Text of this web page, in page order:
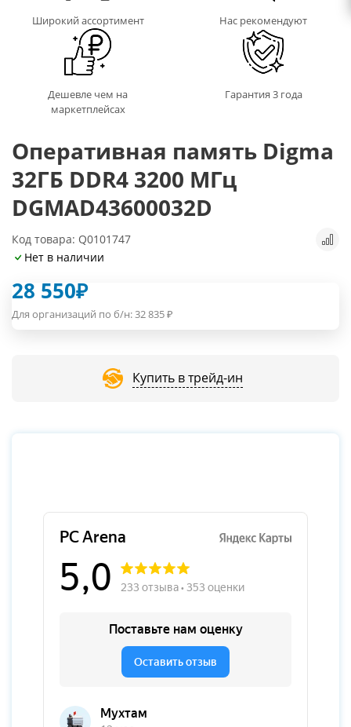
Широкий ассортимент Нас рекомендуют
Дешевле чем на
маркетплейсах
Гарантия 3 года
Оперативная память Digma
32ГБ DDR4 3200 МГц
DGMAD43600032D
Код товара: Q0101747
Нет в наличии
28 550₽
Для организаций по б/н: 32 835₽
Купить в трейд-ин